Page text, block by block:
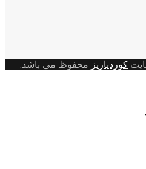
کوردپاریز محفوظ می باشد.